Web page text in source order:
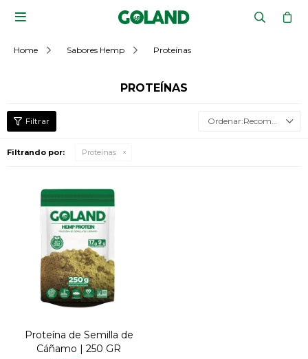

Home Sabores Hemp Proteínas
PROTEÍNAS
Recomendados
Filtrando por: Proteínas
Proteína de Semilla de
Cáñamo | 250 GR